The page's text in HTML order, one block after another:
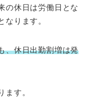
の休日は労働日とな
なります。
、休日出勤割増は発
ます。